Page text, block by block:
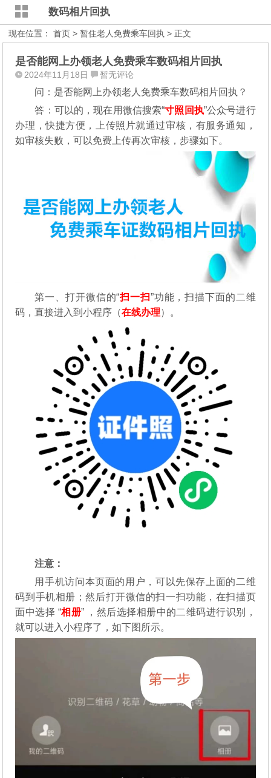
数码相片回执
现在位置：首页 >暂住老人免费乘车回执 > 正文
是否能网上办领老人免费乘车数码相片回执
2024年11月18日 暂无评论
问：是否能网上办领老人免费乘车数码相片回执？
答：可以的，现在用微信搜索“寸照回执”公众号进行
办理，快捷方便，上传照片就通过审核，有服务通知，
如审核失败，可以免费上传再次审核，步骤如下。
第一、打开微信的“扫一扫”功能，扫描下面的二维
码，直接进入到小程序（在线办理）。
注意：
用手机访问本页面的用户，可以先保存上面的二维
码到手机相册；然后打开微信的扫一扫功能，在扫描页
面中选择 “相册” ，然后选择相册中的二维码进行识别，
就可以进入小程序了，如下图所示。